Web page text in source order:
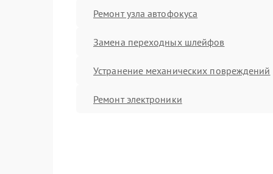
Ремонт узла автофокуса
Замена переходных шлейфов
Устранение механических повреждений
Ремонт электроники